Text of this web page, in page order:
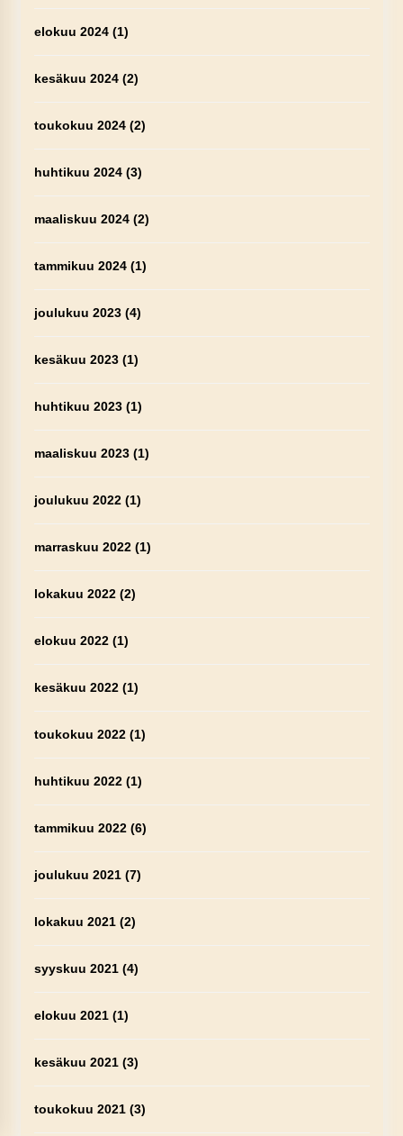
elokuu 2024(1)
kesäkuu 2024(2)
toukokuu 2024(2)
huhtikuu 2024(3)
maaliskuu 2024(2)
tammikuu 2024(1)
joulukuu 2023(4)
kesäkuu 2023(1)
huhtikuu 2023(1)
maaliskuu 2023(1)
joulukuu 2022(1)
marraskuu 2022(1)
lokakuu 2022(2)
elokuu 2022(1)
kesäkuu 2022(1)
toukokuu 2022(1)
huhtikuu 2022(1)
tammikuu 2022(6)
joulukuu 2021(7)
lokakuu 2021(2)
syyskuu 2021(4)
elokuu 2021(1)
kesäkuu 2021(3)
toukokuu 2021(3)